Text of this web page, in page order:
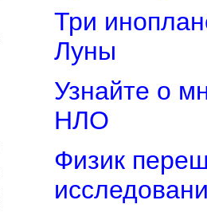
Три
Луны
Узнайте о
НЛО
Физик